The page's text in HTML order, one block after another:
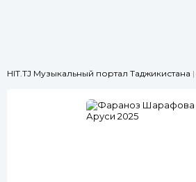
HIT.TJ Музыкальный портал Таджикистана |